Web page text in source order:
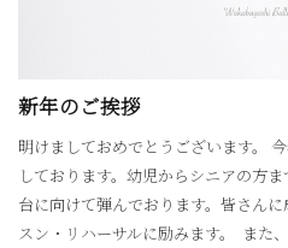
新年のご挨拶
明けましておめでとうございます。
しております。幼児からシニアの方
台に向けて弾んでおります。皆さん
スン・リハーサルに励みます。 また